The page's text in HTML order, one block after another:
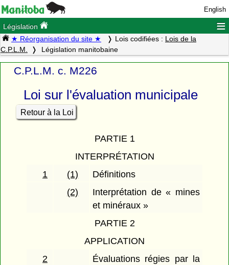
English
Législation ≡
★ Réorganisation du site ★ Lois codifiées : Lois de la
C.P.L.M.
Législation manitobaine
C.P.L.M. c. M226
Loi sur l'évaluation municipale
Retour à la Loi
PARTIE 1
INTERPRÉTATION
1
(1)
Définitions
(2)
Interprétation de « mines
et minéraux »
PARTIE 2
APPLICATION
2
Évaluations régies par la